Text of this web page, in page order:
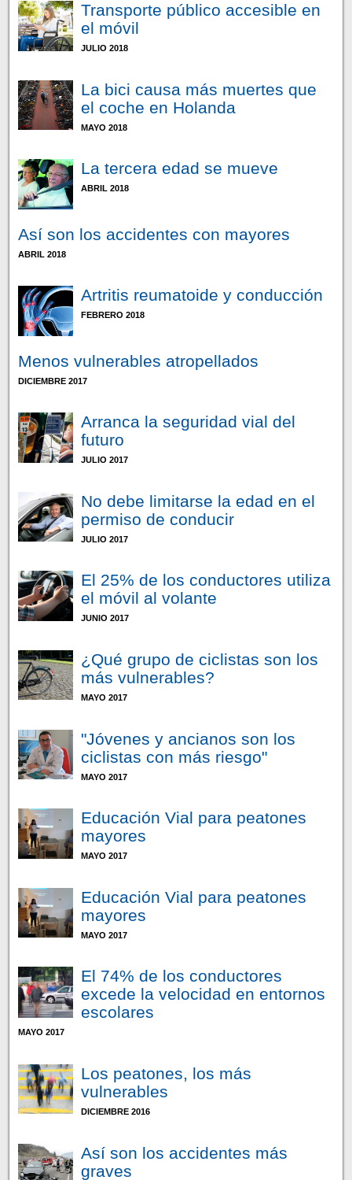
Transporte público accesible en
el móvil
JULIO 2018
La bici causa más muertes que
el coche en Holanda
MAYO 2018
La tercera edad se mueve
ABRIL 2018
Así son los accidentes con mayores
ABRIL 2018
Artritis reumatoide y conducción
FEBRERO 2018
Menos vulnerables atropellados
DICIEMBRE 2017
Arranca la seguridad vial del
futuro
JULIO 2017
No debe limitarse la edad en el
permiso de conducir
JULIO 2017
El 25% de los conductores utiliza
el móvil al volante
JUNIO 2017
¿Qué grupo de ciclistas son los
más vulnerables?
MAYO 2017
"Jóvenes y ancianos son los
ciclistas con más riesgo"
MAYO 2017
Educación Vial para peatones
mayores
MAYO 2017
Educación Vial para peatones
mayores
MAYO 2017
El 74% de los conductores
excede la velocidad en entornos
escolares
MAYO 2017
Los peatones, los más
vulnerables
DICIEMBRE 2016
Así son los accidentes más
graves